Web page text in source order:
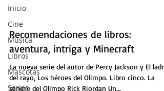
Inicio
Cine
Música
Libros
Mascotas
Series
Recomendaciones de libros:
aventura, intriga y Minecraft
La nueva serie del autor de Percy Jackson y El
del rayo, Los héroes del Olimpo. Libro cinco. La
sangre del Olimpo Rick Riordan Un...